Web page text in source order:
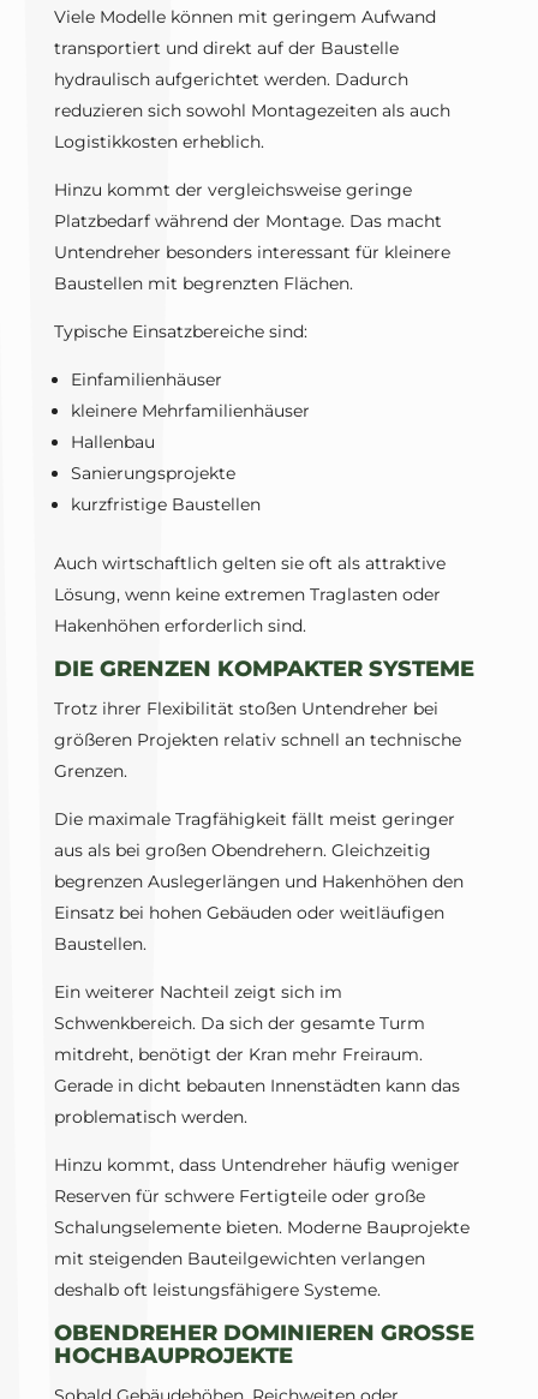
Viele Modelle können mit geringem Aufwand
transportiert und direkt auf der Baustelle
hydraulisch aufgerichtet werden. Dadurch
reduzieren sich sowohl Montagezeiten als auch
Logistikkosten erheblich.
Hinzu kommt der vergleichsweise geringe
Platzbedarf während der Montage. Das macht
Untendreher besonders interessant für kleinere
Baustellen mit begrenzten Flächen.
Typische Einsatzbereiche sind:
Einfamilienhäuser
kleinere Mehrfamilienhäuser
Hallenbau
Sanierungsprojekte
kurzfristige Baustellen
Auch wirtschaftlich gelten sie oft als attraktive
Lösung, wenn keine extremen Traglasten oder
Hakenhöhen erforderlich sind.
DIE GRENZEN KOMPAKTER SYSTEME
Trotz ihrer Flexibilität stoßen Untendreher bei
größeren Projekten relativ schnell an technische
Grenzen.
Die maximale Tragfähigkeit fällt meist geringer
aus als bei großen Obendrehern. Gleichzeitig
begrenzen Auslegerlängen und Hakenhöhen den
Einsatz bei hohen Gebäuden oder weitläufigen
Baustellen.
Ein weiterer Nachteil zeigt sich im
Schwenkbereich. Da sich der gesamte Turm
mitdreht, benötigt der Kran mehr Freiraum.
Gerade in dicht bebauten Innenstädten kann das
problematisch werden.
Hinzu kommt, dass Untendreher häufig weniger
Reserven für schwere Fertigteile oder große
Schalungselemente bieten. Moderne Bauprojekte
mit steigenden Bauteilgewichten verlangen
deshalb oft leistungsfähigere Systeme.
OBENDREHER DOMINIEREN GROSSE H
OCHBAUPROJEKTE